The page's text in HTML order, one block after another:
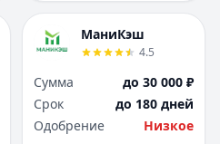
МаниКэш
4.5
Сумма
до 30 000 ₽
Срок
до 180 дней
Одобрение
Низкое